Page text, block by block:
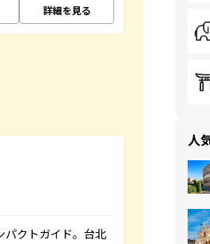
詳細を見る
パクトガイド。台北
人